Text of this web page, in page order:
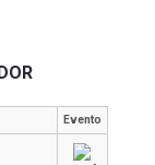
Evento